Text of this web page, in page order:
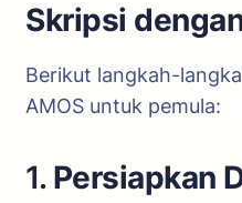
Skripsi
Berikut langkah-
AMOS untuk pemula:
1. Persiapkan